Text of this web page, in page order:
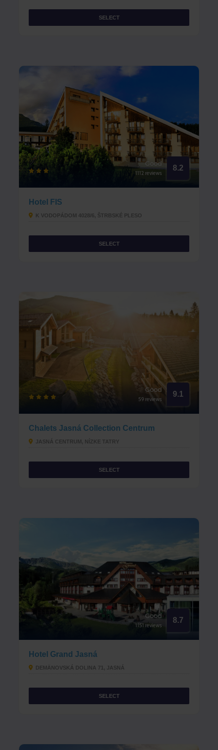
SELECT
Good
1112 reviews
8.2
Hotel FIS
K VODOPÁDOM 4028/6, ŠTRBSKÉ PLESO
SELECT
Good
59 reviews
9.1
Chalets Jasná Collection Centrum
JASNÁ CENTRUM, NÍZKE TATRY
SELECT
Good
1151 reviews
8.7
Hotel Grand Jasná
DEMÄNOVSKÁ DOLINA 71, JASNÁ
SELECT